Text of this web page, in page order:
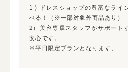
1 ) ドレスショップの豊富なライ
べる！（※一部対象外商品あり）
2）美容専属スタッフがサポート
安心です。
※平日限定プランとなります。